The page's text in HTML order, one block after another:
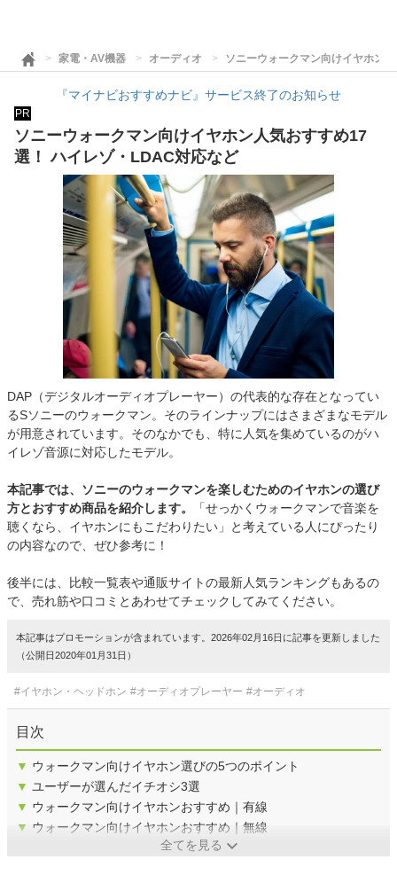
家電・AV機器 オーディオ ソニーウォークマン向けイヤホン
『マイナビおすすめナビ』サービス終了のお知らせ
PR
ソニーウォークマン向けイヤホン人気おすすめ17
選！ ハイレゾ・LDAC対応など
DAP（デジタルオーディオプレーヤー）の代表的な存在となってい
るSソニーのウォークマン。そのラインナップにはさまざまなモデル
が用意されています。そのなかでも、特に人気を集めているのがハ
イレゾ音源に対応したモデル。
本記事では、ソニーのウォークマンを楽しむためのイヤホンの選び
方とおすすめ商品を紹介します。
「せっかくウォークマンで音楽を
聴くなら、イヤホンにもこだわりたい」と考えている人にぴったり
の内容なので、ぜひ参考に！
後半には、比較一覧表や通販サイトの最新人気ランキングもあるの
で、売れ筋や口コミとあわせてチェックしてみてください。
本記事はプロモーションが含まれています。2026年02月16日に記事を更新しました
（公開日2020年01月31日）
#イヤホン・ヘッドホン #オーディオプレーヤー #オーディオ
目次
▼ ウォークマン向けイヤホン選びの5つのポイント
▼ ユーザーが選んだイチオシ3選
▼ ウォークマン向けイヤホンおすすめ｜有線
▼ ウォークマン向けイヤホンおすすめ｜無線
全てを見る